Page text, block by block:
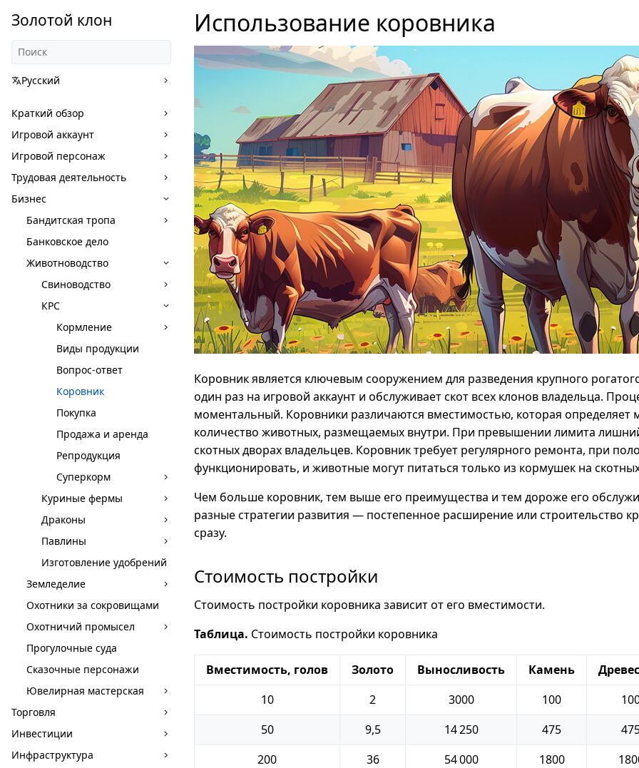
Золотой клон
Русский
Краткий обзор
Игровой аккаунт
Игровой персонаж
Трудовая деятельность
Бизнес
Бандитская тропа
Банковское дело
Животноводство
Свиноводство
КРС
Кормление
Виды продукции
Вопрос-ответ
Коровник
Покупка
Продажа и аренда
Репродукция
Суперкорм
Куриные фермы
Драконы
Павлины
Изготовление удобрений
Земледелие
Охотники за сокровищами
Охотничий промысел
Прогулочные суда
Сказочные персонажи
Ювелирная мастерская
Торговля
Инвестиции
Инфраструктура
Использование коровника
Коровник является ключевым сооружением для разведения крупного
один раз на игровой аккаунт и обслуживает скот всех клонов владельца.
моментальный. Коровники различаются вместимостью, которая определяет
количество животных, размещаемых внутри. При превышении лимита лишний
скотных дворах владельцев. Коровник требует регулярного ремонта, при
функционировать, и животные могут питаться только из кормушек на
Чем больше коровник, тем выше его преимущества и тем дороже его
разные стратегии развития — постепенное расширение или строительство
сразу.
Стоимость постройки
Стоимость постройки коровника зависит от его вместимости.
Таблица. Стоимость постройки коровника
Вместимость, голов Золото Выносливость Камень
10
2 3000 100
50
9,5 14 250 475
200
36 54 000 1800